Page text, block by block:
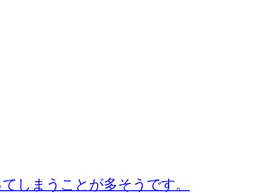
しまうことが多そうです。